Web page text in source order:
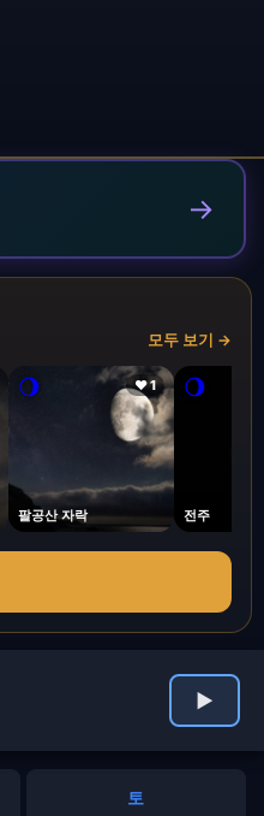
→
모두 보기 →
🌖 ❤ 1
팔공산 자락
🌖
전주
▶
토